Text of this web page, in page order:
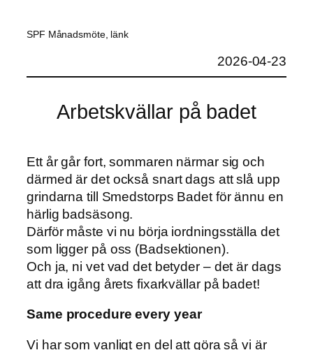
SPF Månadsmöte, länk
2026-04-23
Arbetskvällar på badet
Ett år går fort, sommaren närmar sig och
därmed är det också snart dags att slå upp
grindarna till Smedstorps Badet för ännu en
härlig badsäsong.
Därför måste vi nu börja iordningsställa det
som ligger på oss (Badsektionen).
Och ja, ni vet vad det betyder – det är dags
att dra igång årets fixarkvällar på badet!
Same procedure every year
Vi har som vanligt en del att göra så vi är